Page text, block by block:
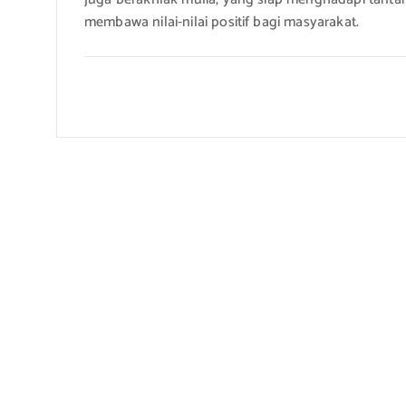
membawa nilai-nilai positif bagi masyarakat.